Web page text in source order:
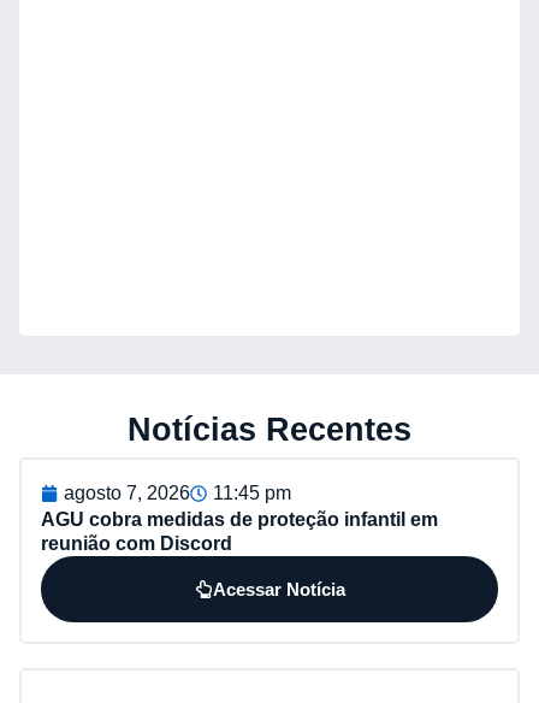
Notícias Recentes
agosto 7, 2026
11:45 pm
AGU cobra medidas de proteção infantil em
reunião com Discord
Acessar Notícia